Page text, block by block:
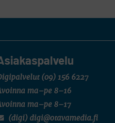
(09) 156 6227
ma–pe 8–16
ma–pe 8–17
(digi) digi@otavamedia.fi